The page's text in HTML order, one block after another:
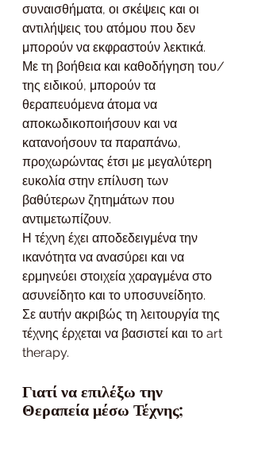
συναισθήματα, οι σκέψεις και οι
αντιλήψεις του ατόμου που δεν
μπορούν να εκφραστούν λεκτικά.
Με τη βοήθεια και καθοδήγηση του/
της ειδικού, μπορούν τα
θεραπευόμενα άτομα να
αποκωδικοποιήσουν και να
κατανοήσουν τα παραπάνω,
προχωρώντας έτσι με μεγαλύτερη
ευκολία στην επίλυση των
βαθύτερων ζητημάτων που
αντιμετωπίζουν.
Η τέχνη έχει αποδεδειγμένα την
ικανότητα να ανασύρει και να
ερμηνεύει στοιχεία χαραγμένα στο
ασυνείδητο και το υποσυνείδητο.
Σε αυτήν ακριβώς τη λειτουργία της
τέχνης έρχεται να βασιστεί και το art
therapy.
Γιατί να επιλέξω την
Θεραπεία μέσω Τέχνης;